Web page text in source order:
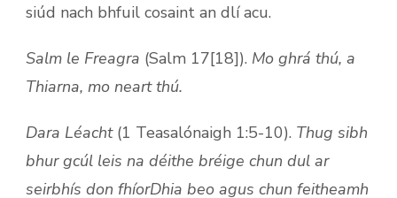
siúd nach bhfuil cosaint an dlí acu.
Salm le Freagra (Salm 17[18]). Mo ghrá thú, a
Thiarna, mo neart thú.
Dara Léacht (1 Teasalónaigh 1:5-10). Thug sibh
bhur gcúl leis na déithe bréige chun dul ar
seirbhís don fhíorDhia beo agus chun feitheamh